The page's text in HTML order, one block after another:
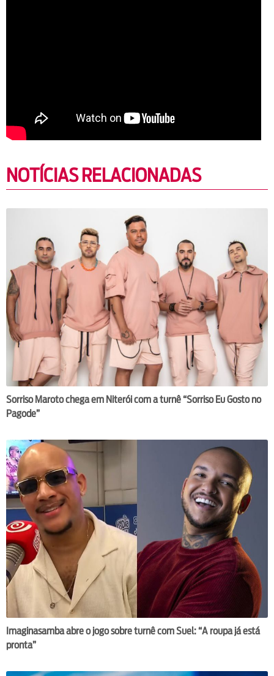
NOTÍCIAS RELACIONADAS
Sorriso Maroto chega em Niterói com a turnê “Sorriso Eu Gosto no
Pagode”
Imaginasamba abre o jogo sobre turnê com Suel: “A roupa já está
pronta”